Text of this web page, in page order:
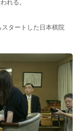
れる。
タートした日本棋院